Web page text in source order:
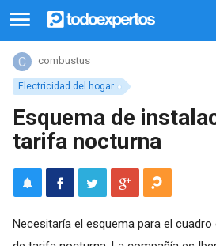
Electricidad del hogar
combustus
Esquema de
tarifa nocturna
Necesitaría el esquema para el